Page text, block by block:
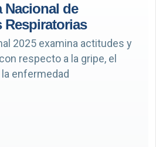
Nacional de
Respiratorias
2025 examina actitudes y
respecto a la gripe, el
la enfermedad